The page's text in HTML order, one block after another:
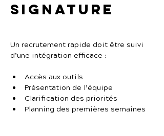
signature
Un recrutement rapide doit être suivi
d’une intégration efficace :
Accès aux outils
Présentation de l’équipe
Clarification des priorités
Planning des premières semaines